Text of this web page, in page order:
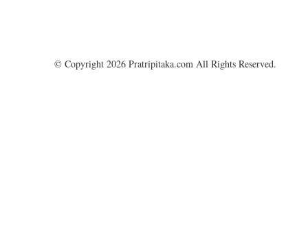
© Copyright 2026 Pratripitaka.com All Rights Reserved.